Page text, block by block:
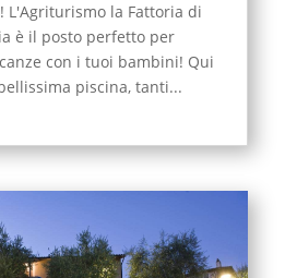
L'Agriturismo la Fattoria di
è il posto perfetto per
con i tuoi bambini! Qui
piscina, tanti...